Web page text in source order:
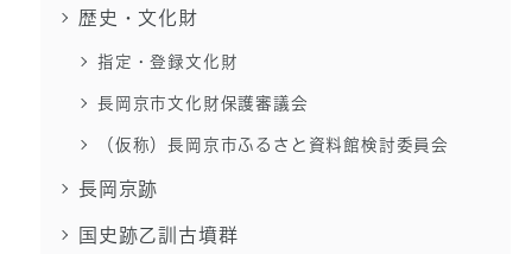
歴史・文化財
指定・登録文化財
長岡京市文化財保護審議会
（仮称）長岡京市ふるさと資料館検討委員会
長岡京跡
国史跡乙訓古墳群